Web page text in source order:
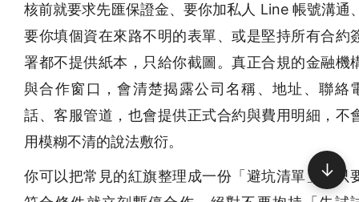
核前就要求先匯保證金、要你加私人 Line 帳號溝通
要你填個資在來路不明的表單、或是堅持所有合約
署都不提供紙本，只給你截圖。真正合規的金融機
與合作窗口，會清楚揭露公司名稱、地址、聯絡
話、客服管道，也會提供正式合約與費用明細，不
用模糊不清的說法敷衍。
你可以把常見的紅旗整理成一份「避坑清單」，只
↓